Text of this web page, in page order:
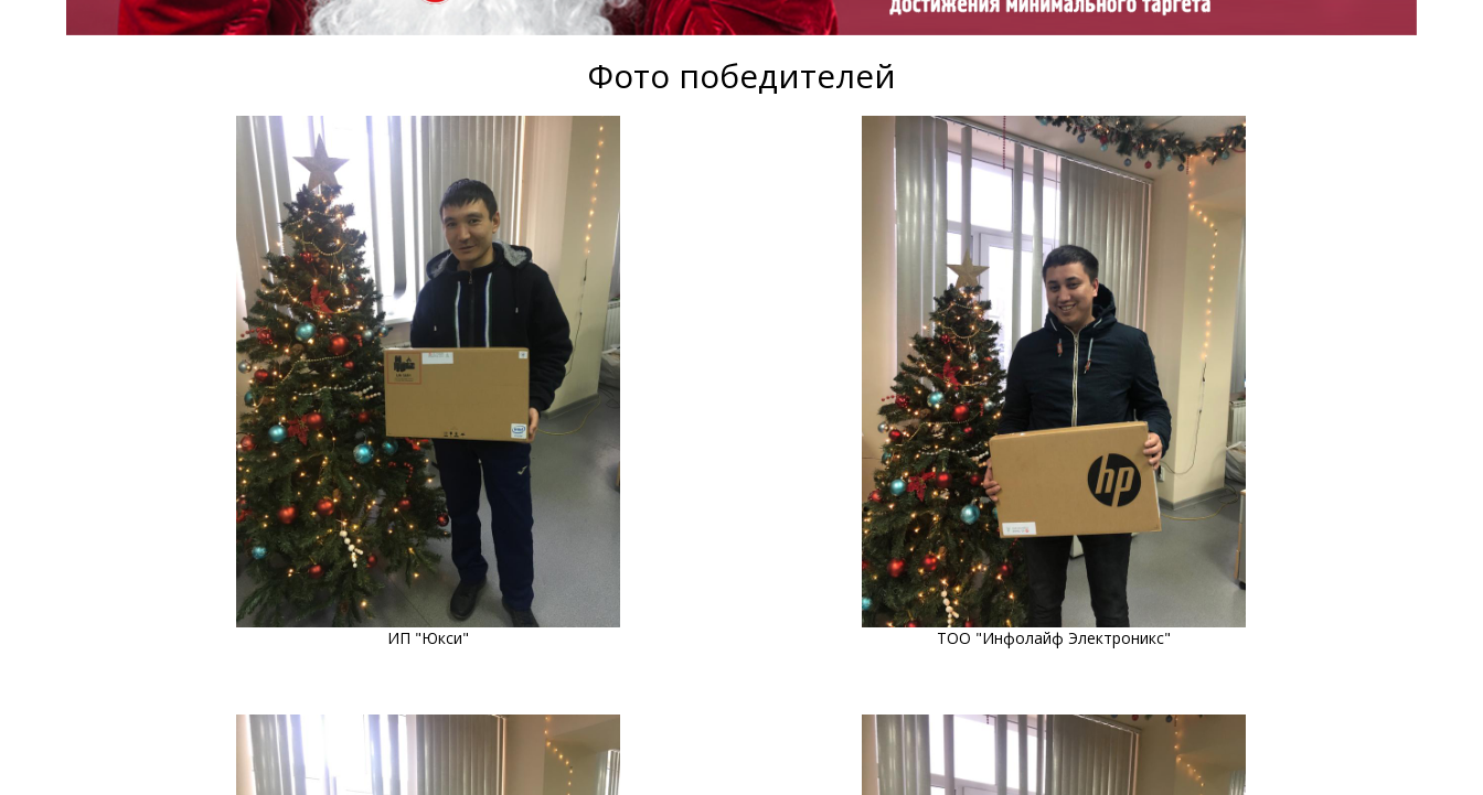
Фото победителей
ИП "Юкси" ТОО "Инфолайф Электроникс"